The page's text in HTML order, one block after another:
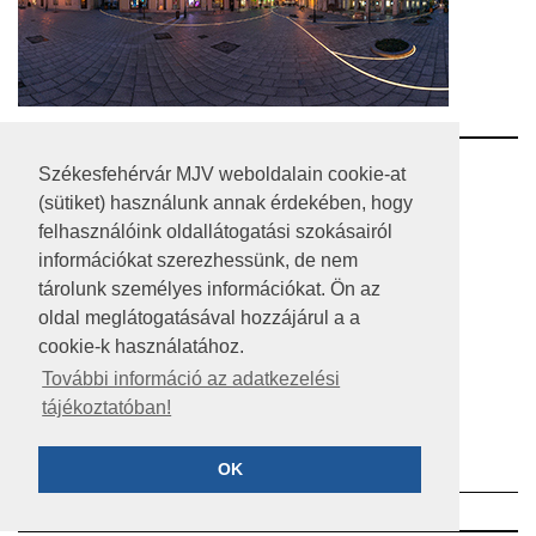
Székesfehérvár MJV weboldalain cookie-at
(sütiket) használunk annak érdekében, hogy
felhasználóink oldallátogatási szokásairól
információkat szerezhessünk, de nem
tárolunk személyes információkat. Ön az
oldal meglátogatásával hozzájárul a a
cookie-k használatához.
További információ az adatkezelési
tájékoztatóban!
OK
RSS
A HONLAP 2017.03.31-I ÁLLAPOTA
JOGI NYILATKOZAT
IMPRESSZUM
KÖZÉRDEKŰ ADATOK